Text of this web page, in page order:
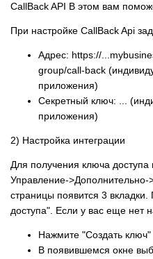
CallBack API В этом вам
При настройке CallBack Api
Адрес: https://
group/call-back
приложения)
Секретный ключ: ...
приложения)
2) Настройка интеграции
Для получения ключа
Управление->Дополнительно-
страницы появится 3
доступа". Если у вас еще нет
Нажмите "Создать ключ"
В появившемся окне